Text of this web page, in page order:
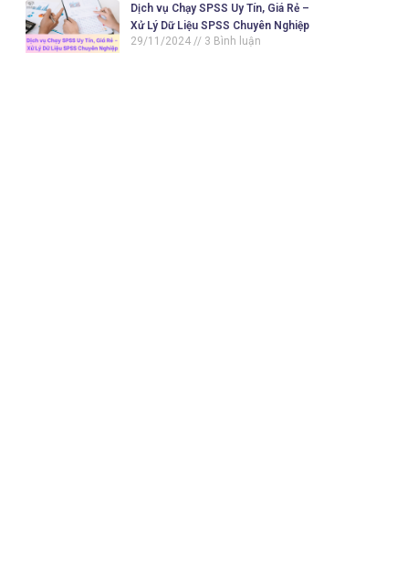
Dịch vụ Chạy SPSS Uy Tín, Giá Rẻ –
Xử Lý Dữ Liệu SPSS Chuyên Nghiệp
29/11/2024
3 Bình luận